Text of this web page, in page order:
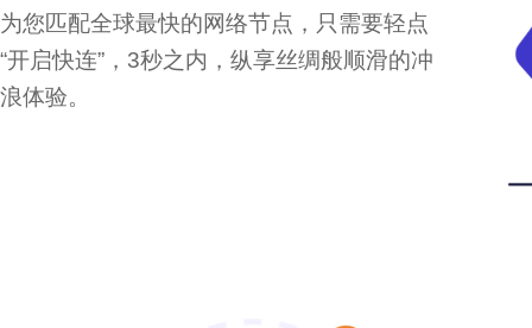
为您匹配全球最快的网络节点，只需要轻点
“开启快连”，3秒之内，纵享丝绸般顺滑的冲
浪体验。